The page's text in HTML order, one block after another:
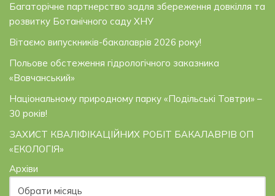
Багаторічне партнерство задля збереження довкілля та
розвитку Ботанічного саду ХНУ
Вітаємо випускників-бакалаврів 2026 року!
Польове обстеження гідрологічного заказника
«Вовчанський»
Національному природному парку «Подільські Товтри» –
30 років!
ЗАХИСТ КВАЛІФІКАЦІЙНИХ РОБІТ БАКАЛАВРІВ ОП
«ЕКОЛОГІЯ»
Архіви